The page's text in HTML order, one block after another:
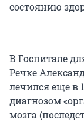
состоянию
В Госпитале
Речке
лечился еще в
диагнозом
мозга